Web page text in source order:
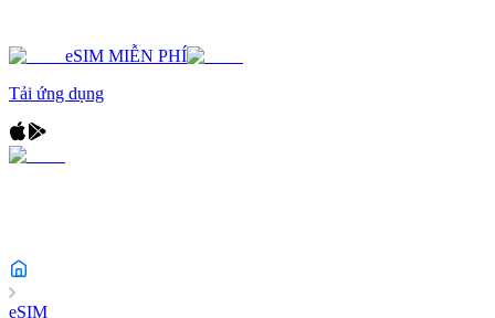
eSIM MIỄN PHÍ
Tải ứng dụng
eSIM